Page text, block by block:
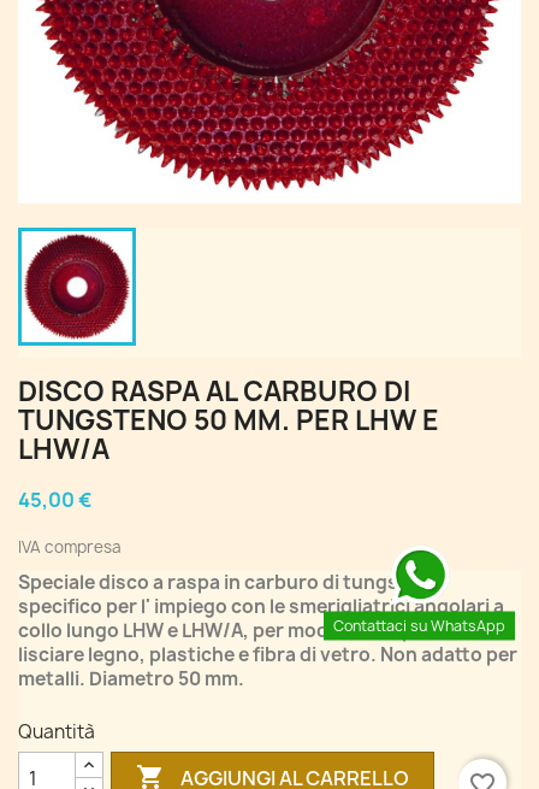
DISCO RASPA AL CARBURO DI
TUNGSTENO 50 MM. PER LHW E
LHW/A
45,00 €
IVA compresa
Speciale disco a raspa in carburo di tungsteno,
specifico per l' impiego con le smerigliatrici angolari a
collo lungo LHW e LHW/A, per modellare, ripulire e
lisciare legno, plastiche e fibra di vetro. Non adatto per
metalli. Diametro 50 mm.
Quantità
 AGGIUNGI AL CARRELLO
Contattaci su WhatsApp